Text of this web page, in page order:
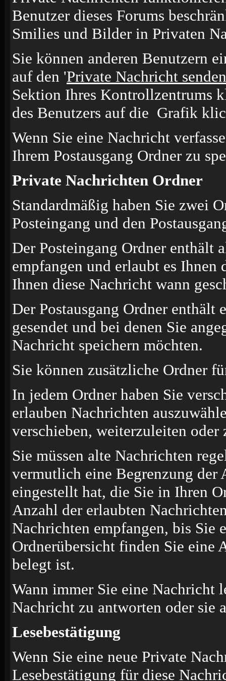
Benutzer dieses Forums
Smilies und Bilder in Privaten
Sie können anderen Benutzern
auf den 'Private Nachricht senden
Sektion Ihres Kontrollzentrums
des Benutzers auf die Grafik
Wenn Sie eine Nachricht
Ihrem Postausgang Ordner zu
Private Nachrichten Ordner
Standardmäßig haben Sie zwei
Posteingang und den
Der Posteingang Ordner enthält
empfangen und erlaubt es Ihnen
Ihnen diese Nachricht wann
Der Postausgang Ordner
gesendet und bei denen Sie
Nachricht speichern möchten.
Sie können zusätzliche Ordner
In jedem Ordner haben Sie
erlauben Nachrichten
verschieben, weiterzuleiten oder
Sie müssen alte Nachrichten
vermutlich eine Begrenzung der
eingestellt hat, die Sie in Ihren
Anzahl der erlaubten
Nachrichten empfangen, bis Sie
Ordnerübersicht finden Sie eine
belegt ist.
Wann immer Sie eine Nachricht
Nachricht zu antworten oder sie
Lesebestätigung
Wenn Sie eine neue Private
Lesebestätigung für diese